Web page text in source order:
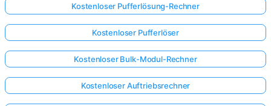
Kostenloser Pufferlösung-Rechner
Kostenloser Pufferlöser
Kostenloser Bulk-Modul-Rechner
Kostenloser Auftriebsrechner